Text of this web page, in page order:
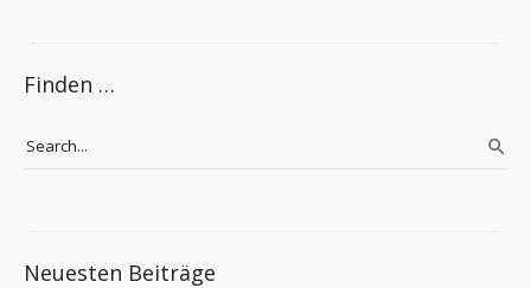
Finden …
Neuesten Beiträge